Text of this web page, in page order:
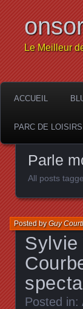
Le Meilleur
ACCUEIL
PARC DE LOISIRS
Parle
All posts
Sylvie
Posted byGuy
Posted in: